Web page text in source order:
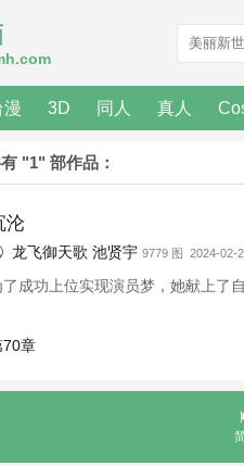
漫 3D 同人 真人
"1" 部作品：
沦
龙飞御天歌 池贤宇 9779 图 2024-02-
了成功上位实现演员梦，她献上了
70章